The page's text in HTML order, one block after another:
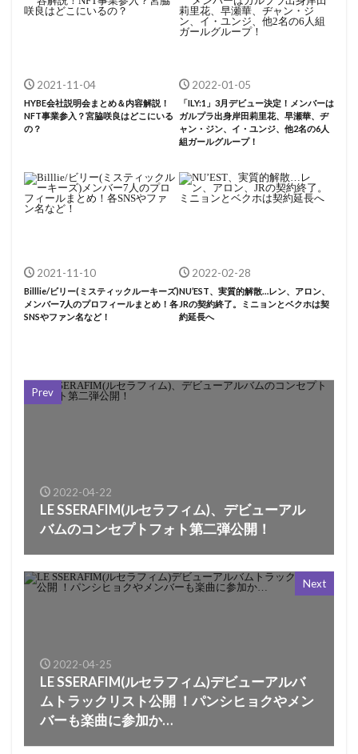
2021-11-04
HYBE会社説明会まとめ＆内容解説！
NFT事業参入？宮脇咲良はどこにいる
の？
2022-01-05
「ILY:1」3月デビュー決定！メンバーは
ガルプラ出身岸田莉里花、早瀬華、ヂ
ャン・ジン、イ・ユンジ、他2名の6人
組ガールグループ！
2021-11-10
Billlie/ビリー(ミスティックルーキーズ)
メンバー7人のプロフィールまとめ！各
SNSやファン名など！
2022-02-28
NU’EST、実質的解散…レン、アロン、
JRの契約終了。ミニョンとベクホは契
約延長へ
Prev
2022-04-22
LE SSERAFIM(ルセラフィム)、デビューアル
バムのコンセプトフォト第二弾公開！
Next
2022-04-25
LE SSERAFIM(ルセラフィム)デビューアルバ
ムトラックリスト公開 ！パンシヒョクやメン
バーも楽曲に参加か…